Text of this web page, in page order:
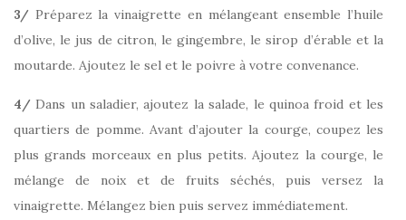
3/ Préparez la vinaigrette en mélangeant ensemble l’huile
d’olive, le jus de citron, le gingembre, le sirop d’érable et la
moutarde. Ajoutez le sel et le poivre à votre convenance.
4/ Dans un saladier, ajoutez la salade, le quinoa froid et les
quartiers de pomme. Avant d’ajouter la courge, coupez les
plus grands morceaux en plus petits. Ajoutez la courge, le
mélange de noix et de fruits séchés, puis versez la
vinaigrette. Mélangez bien puis servez immédiatement.